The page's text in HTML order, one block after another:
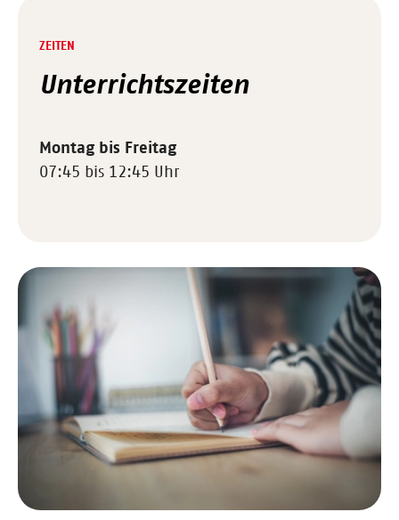
ZEITEN
Unterrichtszeiten
Montag bis Freitag
07:45 bis 12:45 Uhr